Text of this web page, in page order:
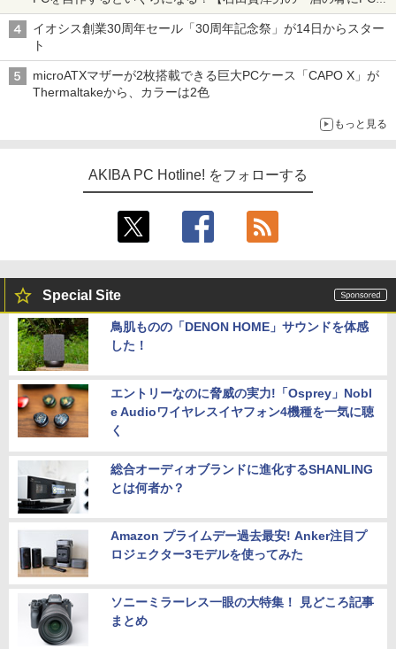
ーム』】
イオシス創業30周年セール「30周年記念祭」が14日からスター
ト
microATXマザーが2枚搭載できる巨大PCケース「CAPO X」が
Thermaltakeから、カラーは2色
もっと見る
AKIBA PC Hotline! をフォローする
Special Site
鳥肌ものの「DENON HOME」サウンドを体感
した！
エントリーなのに脅威の実力!「Osprey」Nobl
e Audioワイヤレスイヤフォン4機種を一気に聴
く
総合オーディオブランドに進化するSHANLING
とは何者か？
Amazon プライムデー過去最安! Anker注目プ
ロジェクター3モデルを使ってみた
ソニーミラーレス一眼の大特集！ 見どころ記事
まとめ